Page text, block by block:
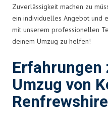
Zuverlässigkeit machen zu
ein individuelles Angebot und
mit unserem professionellen
deinem Umzug zu helfen!
Erfahrungen
Umzug von
Renfrewshire